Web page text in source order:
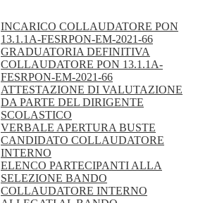
INCARICO COLLAUDATORE PON
13.1.1A-FESRPON-EM-2021-66
GRADUATORIA DEFINITIVA
COLLAUDATORE PON 13.1.1A-
FESRPON-EM-2021-66
ATTESTAZIONE DI VALUTAZIONE
DA PARTE DEL DIRIGENTE
SCOLASTICO
VERBALE APERTURA BUSTE
CANDIDATO COLLAUDATORE
INTERNO
ELENCO PARTECIPANTI ALLA
SELEZIONE BANDO
COLLAUDATORE INTERNO